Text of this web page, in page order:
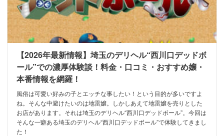
【2026年最新情報】埼玉のデリヘル“西川口デッドボ
ール”での濃厚体験談！料金・口コミ・おすすめ嬢・
本番情報を網羅！
風俗は可愛い好みの子とエッチな事したい！という目的が多いですよ
ね。そんな中避けたいのは地雷嬢。しかしあえて地雷嬢を売りとした
お店があります。それは埼玉のデリヘル“西川口デッドボール”。今回は
そんな一癖ある埼玉のデリヘル“西川口デッドボール”で体験してきまし
た！